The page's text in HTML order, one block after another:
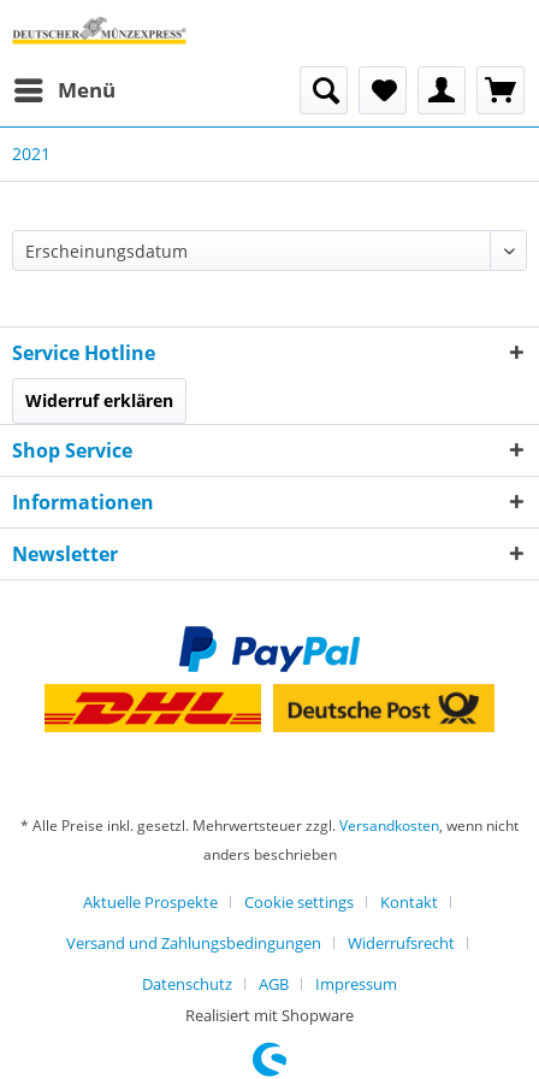
Menü
2021
Service Hotline
Widerruf erklären
Shop Service
Informationen
Newsletter
* Alle Preise inkl. gesetzl. Mehrwertsteuer zzgl.Versandkosten, wenn nicht
anders beschrieben
Aktuelle Prospekte Cookie settings
Kontakt
Versand und Zahlungsbedingungen
Widerrufsrecht
Datenschutz
AGB
Impressum
Realisiert mit Shopware